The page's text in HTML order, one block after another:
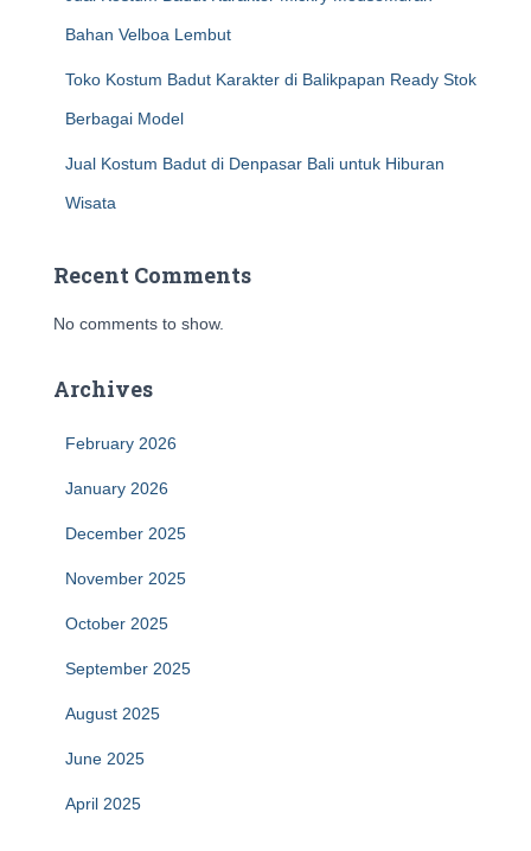
Bahan Velboa Lembut
Toko Kostum Badut Karakter di Balikpapan Ready Stok
Berbagai Model
Jual Kostum Badut di Denpasar Bali untuk Hiburan
Wisata
Recent Comments
No comments to show.
Archives
February 2026
January 2026
December 2025
November 2025
October 2025
September 2025
August 2025
June 2025
April 2025